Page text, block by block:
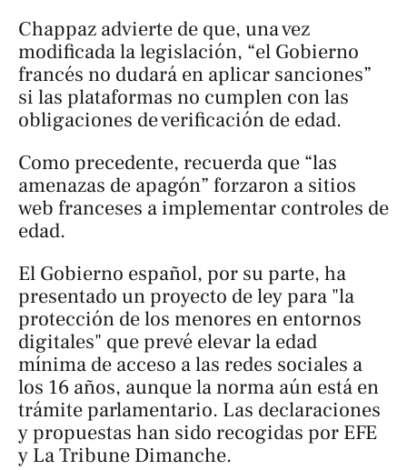
Chappaz advierte de que, una vez
modificada la legislación, “el Gobierno
francés no dudará en aplicar sanciones”
si las plataformas no cumplen con las
obligaciones de verificación de edad.
Como precedente, recuerda que “las
amenazas de apagón” forzaron a sitios
web franceses a implementar controles de
edad.
El Gobierno español, por su parte, ha
presentado un proyecto de ley para "la
protección de los menores en entornos
digitales" que prevé elevar la edad
mínima de acceso a las redes sociales a
los 16 años, aunque la norma aún está en
trámite parlamentario. Las declaraciones
y propuestas han sido recogidas por EFE
y La Tribune Dimanche.